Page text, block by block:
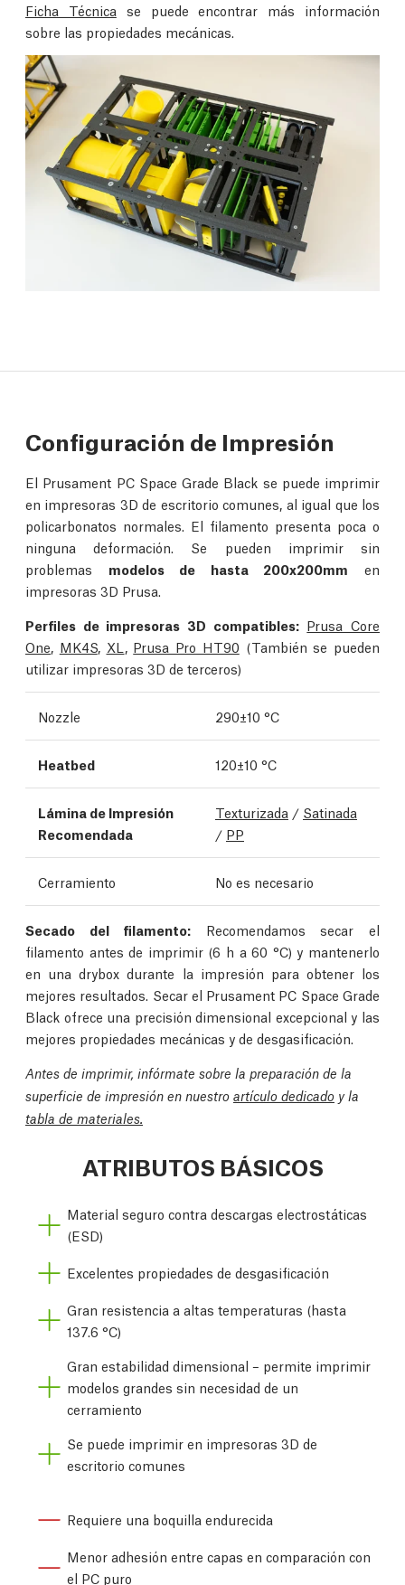
Ficha Técnica se puede encontrar más información
sobre las propiedades mecánicas.
Configuración de Impresión
El Prusament PC Space Grade Black se puede imprimir
en impresoras 3D de escritorio comunes, al igual que los
policarbonatos normales. El filamento presenta poca o
ninguna deformación. Se pueden imprimir sin
problemas modelos de hasta 200x200mm en
impresoras 3D Prusa.
Perfiles de impresoras 3D compatibles: Prusa Core
One, MK4S, XL , Prusa Pro HT90 (También se pueden
utilizar impresoras 3D de terceros)
Nozzle 290±10 °C
Heatbed 120±10 °C
Lámina de Impresión
Recomendada
Texturizada / Satinada
/ PP
Cerramiento No es necesario
Secado del filamento: Recomendamos secar el
filamento antes de imprimir (6 h a 60 °C) y mantenerlo
en una drybox durante la impresión para obtener los
mejores resultados. Secar el Prusament PC Space Grade
Black ofrece una precisión dimensional excepcional y las
mejores propiedades mecánicas y de desgasificación.
Antes de imprimir, infórmate sobre la preparación de la
superficie de impresión en nuestro artículo dedicado y la
tabla de materiales.
ATRIBUTOS BÁSICOS
Material seguro contra descargas electrostáticas
(ESD)
Excelentes propiedades de desgasificación
Gran resistencia a altas temperaturas (hasta
137.6 °C)
Gran estabilidad dimensional – permite imprimir
modelos grandes sin necesidad de un
cerramiento
Se puede imprimir en impresoras 3D de
escritorio comunes
Requiere una boquilla endurecida
Menor adhesión entre capas en comparación con
el PC puro